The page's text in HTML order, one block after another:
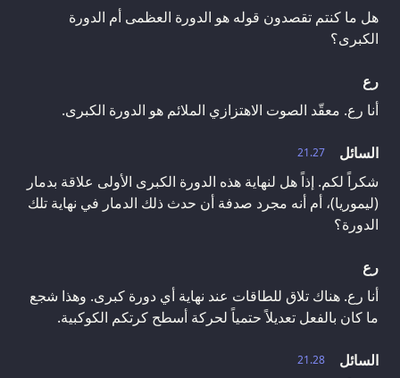
هل ما كنتم تقصدون قوله هو الدورة العظمى أم الدورة
الكبرى؟
رع
أنا رع. معقّد الصوت الاهتزازي الملائم هو الدورة الكبرى.
21.27
السائل
شكراً لكم. إذاً هل لنهاية هذه الدورة الكبرى الأولى علاقة بدمار
(ليموريا)، أم أنه مجرد صدفة أن حدث ذلك الدمار في نهاية تلك
الدورة؟
رع
أنا رع. هناك تلاق للطاقات عند نهاية أي دورة كبرى. وهذا شجع
ما كان بالفعل تعديلاً حتمياً لحركة أسطح كرتكم الكوكبية.
21.28
السائل